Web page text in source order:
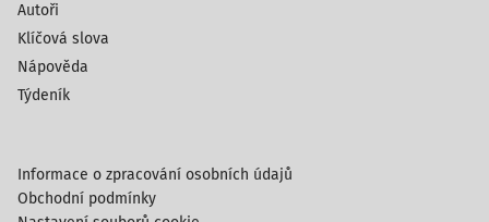
Autoři
Klíčová slova
Nápověda
Týdeník
Informace o zpracování osobních údajů
Obchodní podmínky